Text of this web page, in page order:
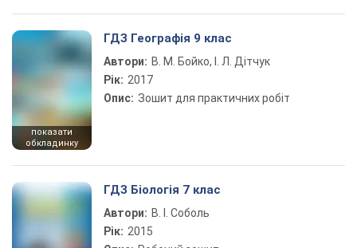
показати
обкладинку
ГДЗ Географія 9 клас
Автори: В. М. Бойко, І. Л. Дітчук
Рік: 2017
Опис: Зошит для практичних робіт
ГДЗ Біологія 7 клас
Автори: В. І. Соболь
Рік: 2015